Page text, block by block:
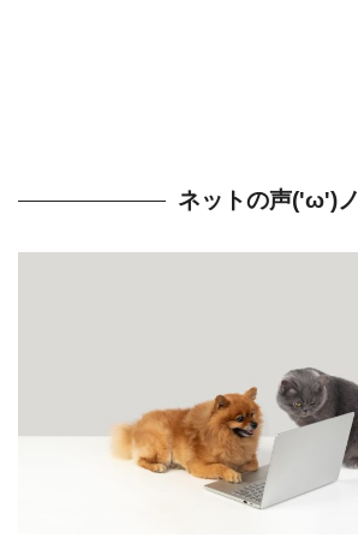
ネットの声('ω')ノ